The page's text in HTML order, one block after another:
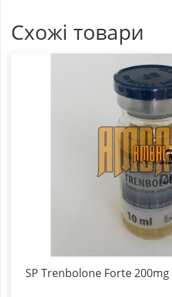
Схожі товари
SP Trenbolone Forte